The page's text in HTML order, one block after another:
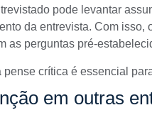
pode levantar
da entrevista. Com
as perguntas pré-
pense crítica é essencial
em outras